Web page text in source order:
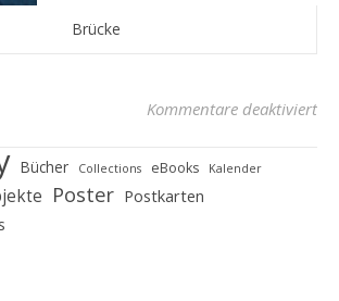
Brücke
Kommentare deaktiviertfür
Bücher Collections eBooks Kalender
Poster Postkarten